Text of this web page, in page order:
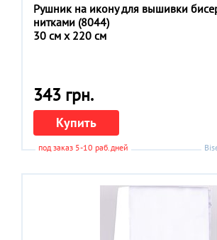
Рушник на икону для вышивки
нитками (8044)
30 см x 220 см
343 грн.
Купить
под заказ 5-10 раб.дней